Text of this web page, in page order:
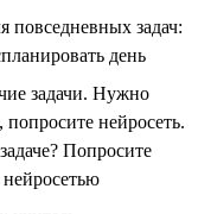
задач:
день
задачи. Нужно
нейросеть.
Попросите
нейросетью